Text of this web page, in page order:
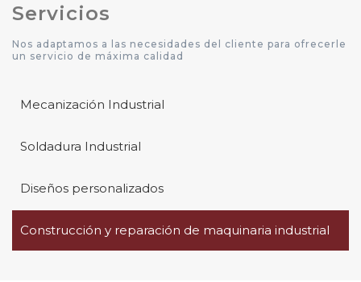
Servicios
Nos adaptamos a las necesidades del cliente para ofrecerle
un servicio de máxima calidad
Mecanización Industrial
Soldadura Industrial
Diseños personalizados
Construcción y reparación de maquinaria industrial